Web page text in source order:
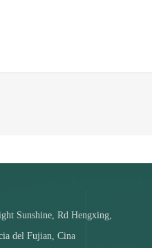
Sunshine, Rd Hengxing,
del Fujian, Cina